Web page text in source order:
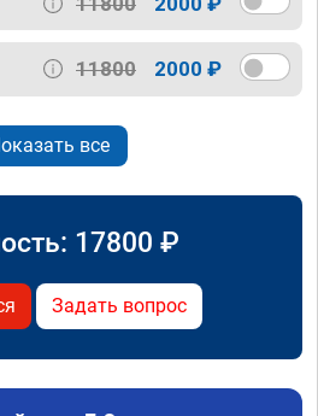
11800 2000 ₽
все
17800 ₽
Задать вопрос